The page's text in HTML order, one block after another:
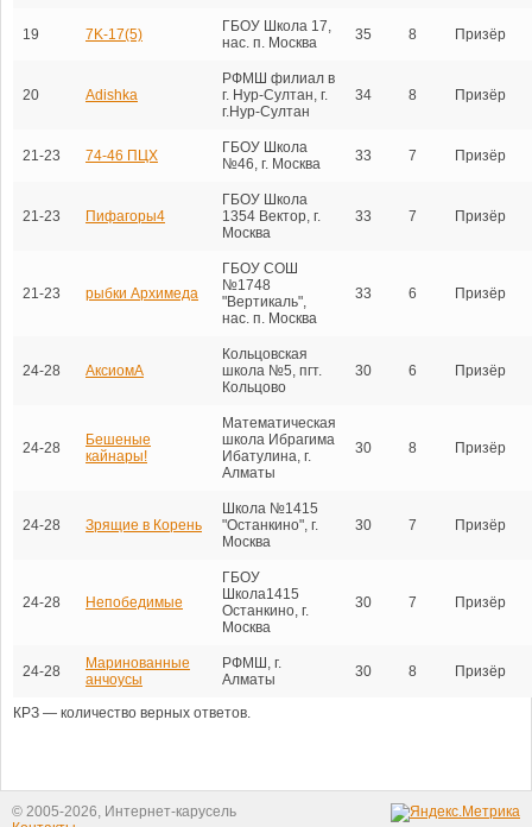
19 7K-17(5)
ГБОУ Школа 17,
нас. п. Москва
35 8 Призёр
20 Adishka
РФМШ филиал в
г. Нур-Султан, г.
г.Нур-Султан
34 8 Призёр
21-23 74-46 ПЦХ
ГБОУ Школа
№46, г. Москва
33 7 Призёр
21-23 Пифагоры4
ГБОУ Школа
1354 Вектор, г.
Москва
33 7 Призёр
21-23 рыбки Архимеда
ГБОУ СОШ
№1748
"Вертикаль",
нас. п. Москва
33 6 Призёр
24-28 АксиомА
Кольцовская
школа №5, пгт.
Кольцово
30 6 Призёр
24-28
Бешеные
кайнары!
Математическая
школа Ибрагима
Ибатулина, г.
Алматы
30 8 Призёр
24-28 Зрящие в Корень
Школа №1415
"Останкино", г.
Москва
30 7 Призёр
24-28 Непобедимые
ГБОУ
Школа1415
Останкино, г.
Москва
30 7 Призёр
24-28
Маринованные
анчоусы
РФМШ, г.
Алматы
30 8 Призёр
КРЗ — количество верных ответов.
© 2005-2026, Интернет-карусель